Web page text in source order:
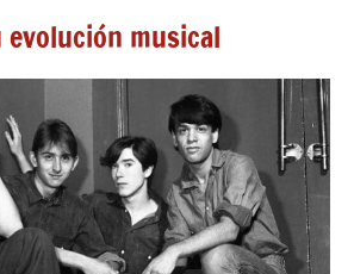
evolución musical